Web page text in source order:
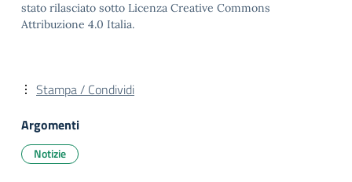
stato rilasciato sotto Licenza Creative Commons
Attribuzione 4.0 Italia.
Stampa / Condividi
Argomenti
Notizie